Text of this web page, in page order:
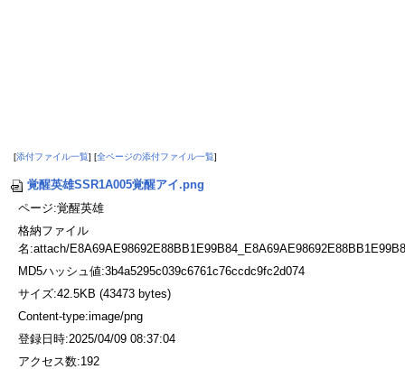
[添付ファイル一覧] [全ページの添付ファイル一覧]
覚醒英雄SSR1A005覚醒アイ.png
ページ:覚醒英雄
格納ファイル
名:attach/
MD5ハッシュ値:3b4a5295c039c6761c76ccdc9fc2d074
サイズ:42.5KB (43473 bytes)
Content-type:image/png
登録日時:2025/04/09 08:37:04
アクセス数:192